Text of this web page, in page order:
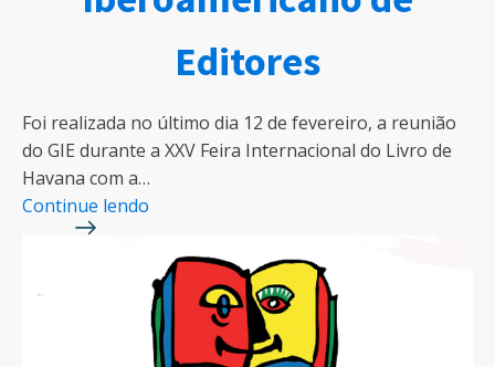
Editores
Foi realizada no último dia 12 de fevereiro, a reunião
do GIE durante a XXV Feira Internacional do Livro de
Havana com a…
Continue lendo